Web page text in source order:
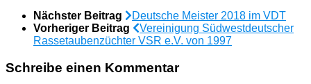
Nächster Beitrag
Deutsche Meister 2018 im VDT
Vorheriger Beitrag
Vereinigung Südwestdeutscher
Rassetaubenzüchter VSR e.V. von 1997
Schreibe einen Kommentar